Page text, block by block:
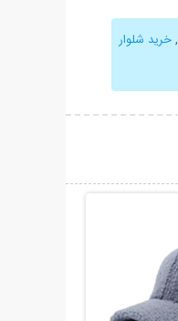
,خرید شلوار